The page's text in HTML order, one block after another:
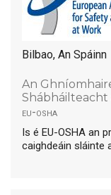
Bilbao, An Spáinn
An
Shábháilteacht
eu-osha
Is é EU-OSHA an
caighdeáin sláinte